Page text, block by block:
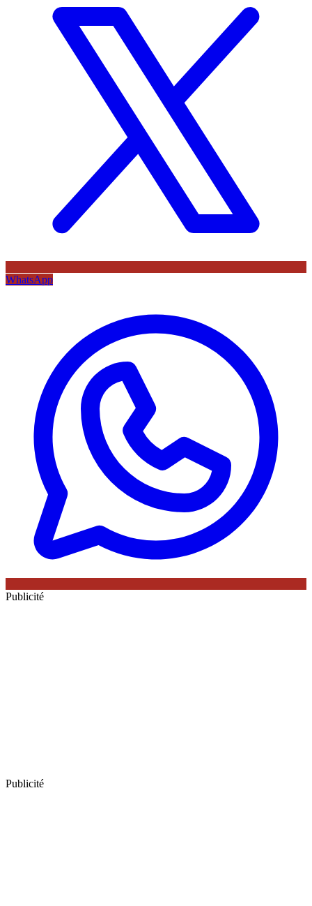
WhatsApp
Publicité
Publicité